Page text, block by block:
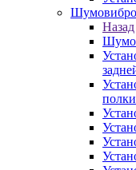
Назад
полки